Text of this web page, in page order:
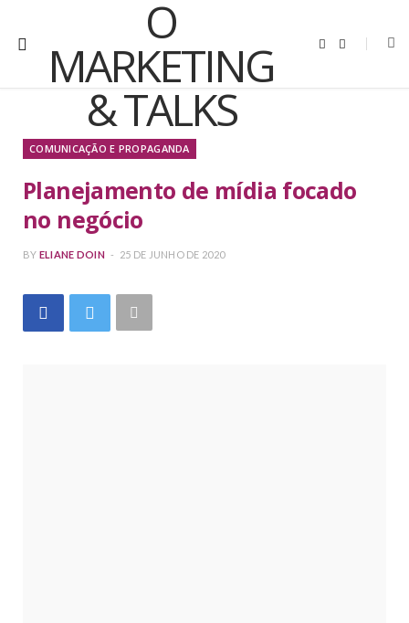
u
a
COMUNICAÇÃO E PROPAGANDA
Planejamento de mídia focado
no negócio
BY ELIANE DOIN 25 DE JUNHO DE 2020